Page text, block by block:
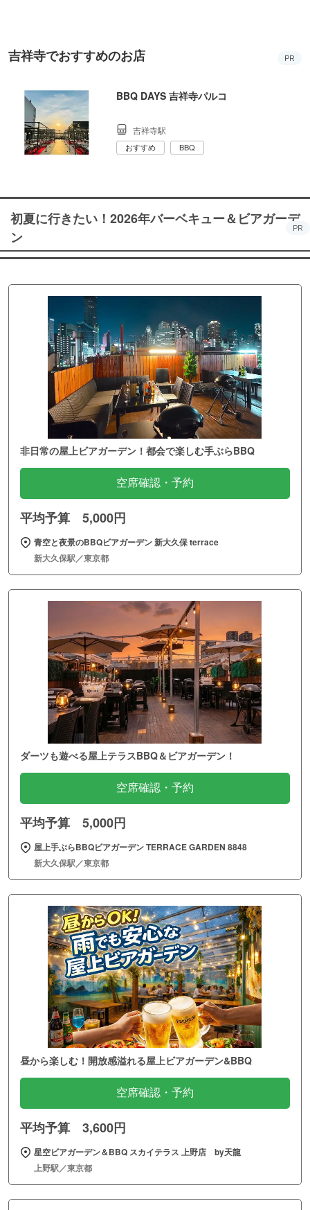
吉祥寺でおすすめのお店 PR
BBQ DAYS 吉祥寺パルコ
吉祥寺駅
おすすめ BBQ
初夏に行きたい！2026年バーベキュー＆ビアガーデ
ン
PR
非日常の屋上ビアガーデン！都会で楽しむ手ぶらBBQ
空席確認・予約
平均予算 5,000円
青空と夜景のBBQビアガーデン 新大久保 terrace
新大久保駅／東京都
ダーツも遊べる屋上テラスBBQ＆ビアガーデン！
空席確認・予約
平均予算 5,000円
屋上手ぶらBBQビアガーデン TERRACE GARDEN 8848
新大久保駅／東京都
昼から楽しむ！開放感溢れる屋上ビアガーデン&BBQ
空席確認・予約
平均予算 3,600円
星空ビアガーデン＆BBQ スカイテラス 上野店 by天龍
上野駅／東京都